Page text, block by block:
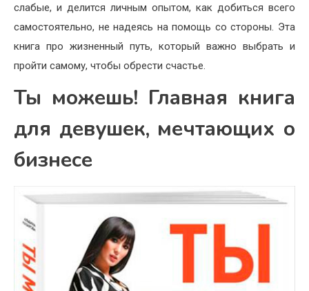
слабые, и делится личным опытом, как добиться всего
самостоятельно, не надеясь на помощь со стороны. Эта
книга про жизненный путь, который важно выбрать и
пройти самому, чтобы обрести счастье.
Ты можешь! Главная книга
для девушек, мечтающих о
бизнесе